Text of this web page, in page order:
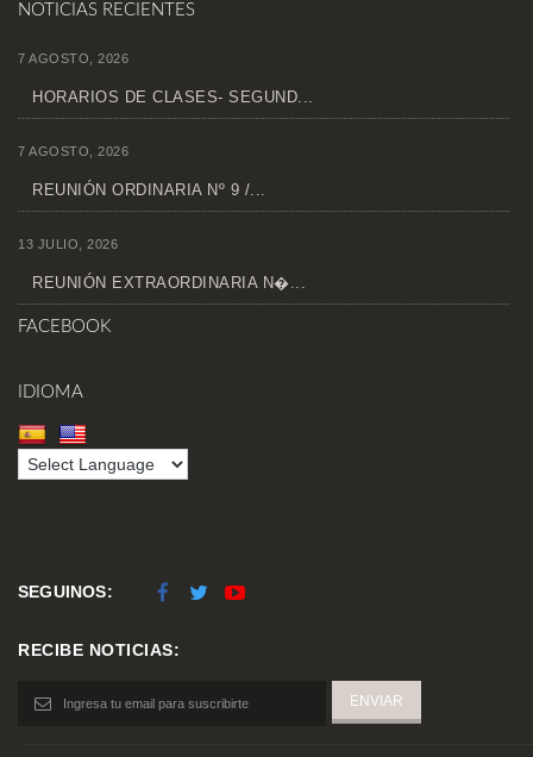
NOTICIAS RECIENTES
7 AGOSTO, 2026
HORARIOS DE CLASES- SEGUND...
7 AGOSTO, 2026
REUNIÓN ORDINARIA Nº 9 /...
13 JULIO, 2026
REUNIÓN EXTRAORDINARIA N�...
FACEBOOK
IDIOMA
SEGUINOS:
RECIBE NOTICIAS: